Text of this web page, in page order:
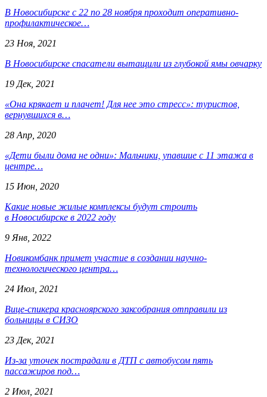
В Новосибирске с 22 по 28 ноября проходит оперативно-
профилактическое…
23 Ноя, 2021
В Новосибирске спасатели вытащили из глубокой ямы овчарку
19 Дек, 2021
«Она крякает и плачет! Для нее это стресс»: туристов,
вернувшихся в…
28 Апр, 2020
«Дети были дома не одни»: Мальчики, упавшие с 11 этажа в
центре…
15 Июн, 2020
Какие новые жилые комплексы будут строить
в Новосибирске в 2022 году
9 Янв, 2022
Новикомбанк примет участие в создании научно-
технологического центра…
24 Июл, 2021
Вице-спикера красноярского заксобрания отправили из
больницы в СИЗО
23 Дек, 2021
Из-за уточек пострадали в ДТП с автобусом пять
пассажиров под…
2 Июл, 2021